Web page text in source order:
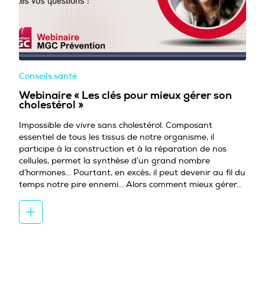
Conseils santé
Webinaire « Les clés pour mieux gérer son
cholestérol »
Impossible de vivre sans cholestérol. Composant
essentiel de tous les tissus de notre organisme, il
participe à la construction et à la réparation de nos
cellules, permet la synthèse d’un grand nombre
d’hormones… Pourtant, en excès, il peut devenir au fil du
temps notre pire ennemi... Alors comment mieux gérer…